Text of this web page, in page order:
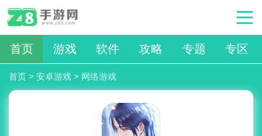
首页 游戏 软件 攻略 专题 专区
首页 > 安卓游戏 > 网络游戏